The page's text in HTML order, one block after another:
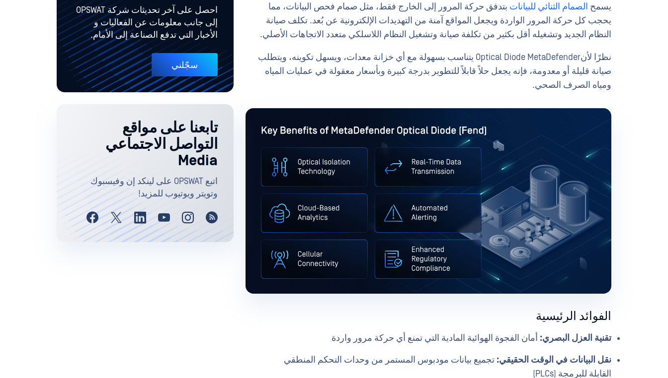
يسمح الصمام الثنائي للبيانات بتدفق حركة المرور إلى الخارج فقط، مثل صمام فحص البيانات، مما
يحجب كل حركة المرور الواردة ويجعل المواقع آمنة من التهديدات الإلكترونية عن بُعد. تكلف صيانة
النظام الجديد وتشغيله أقل بكثير من تكلفة صيانة وتشغيل النظام اللاسلكي متعدد الاتجاهات الأصلي.
نظرًا لأنOptical Diode MetaDefender يتناسب بسهولة مع أي خزانة معدات، ويسهل تكوينه، ويتطلب
صيانة قليلة أو معدومة، فإنه يجعل حلاً قابلاً للتطوير بدرجة كبيرة وبأسعار معقولة في عمليات المياه
ومياه الصرف الصحي.
الفوائد الرئيسية
تقنية العزل البصري: أمان الفجوة الهوائية المادية التي تمنع أي حركة مرور واردة
نقل البيانات في الوقت الحقيقي: تجميع بيانات مودبوس المستمر من وحدات التحكم المنطقي
القابلة للبرمجة (PLCs)
احصل على آخر تحديثات شركة OPSWAT
إلى جانب معلومات عن الفعاليات و
الأخبار التي تدفع الصناعة إلى الأمام.
سجّلني
تابعنا على مواقع
التواصل الاجتماعي
Media
اتبع OPSWAT على لينكد إن وفيسبوك
وتويتر ويوتيوب للمزيد!